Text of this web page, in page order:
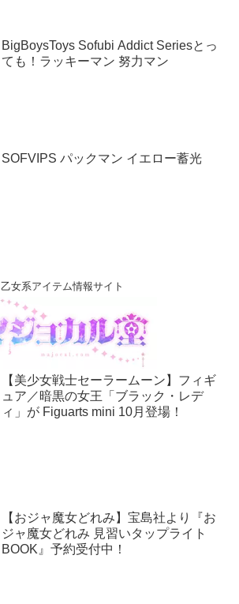
BigBoysToys Sofubi Addict Seriesとっ
ても！ラッキーマン 努力マン
SOFVIPS パックマン イエロー蓄光
乙女系アイテム情報サイト
【美少女戦士セーラームーン】フィギ
ュア／暗黒の女王「ブラック・レデ
ィ」が Figuarts mini 10月登場！
【おジャ魔女どれみ】宝島社より『お
ジャ魔女どれみ 見習いタップライト
BOOK』予約受付中！